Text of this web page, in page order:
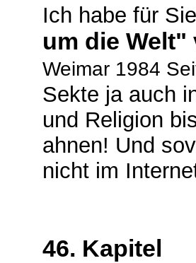
Ich habe für
um die
Weimar 1984
Sekte ja auch
und Religion
ahnen! Und
nicht im
46. Kapitel